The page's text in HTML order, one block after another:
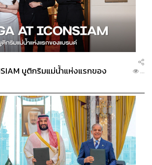
บูติกริมแม่น้ำแห่งแรกของ
...